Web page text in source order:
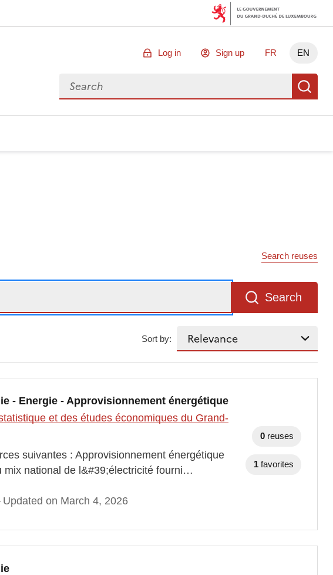
Log in Sign up FR EN
Search for data
Search reuses
Search
Sort by:
- Energie - Approvisionnement énergétique
et des études économiques du Grand-
suivantes : Approvisionnement énergétique
mix national de l&#39;électricité fourni…
Updated on March 4, 2026
0 reuses
1 favorites